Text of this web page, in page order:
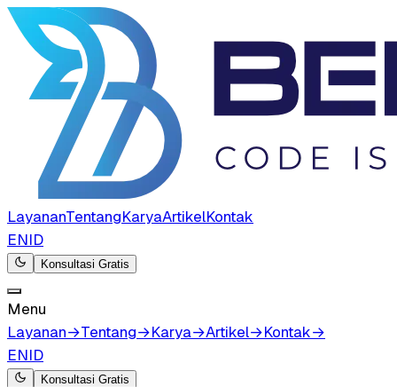
LayananTentangKaryaArtikelKontak
ENID
Konsultasi Gratis
Menu
Layanan→Tentang→Karya→Artikel→Kontak→
ENID
Konsultasi Gratis